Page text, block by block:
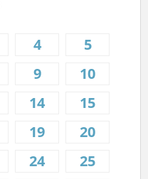
4
5
9
10
14
15
19
20
24
25